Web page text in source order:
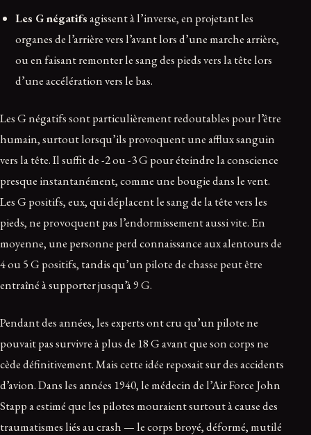
Les G négatifsagissent à l’inverse, en projetant les
organes de l’arrière vers l’avant lors d’une marche arrière,
ou en faisant remonter le sang des pieds vers la tête lors
d’une accélération vers le bas.
Les G négatifs sont particulièrement redoutables pour l’être
humain, surtout lorsqu’ils provoquent une afflux sanguin
vers la tête. Il suffit de -2 ou -3 G pour éteindre la conscience
presque instantanément, comme une bougie dans le vent.
Les G positifs, eux, qui déplacent le sang de la tête vers les
pieds, ne provoquent pas l’endormissement aussi vite. En
moyenne, une personne perd connaissance aux alentours de
4 ou 5 G positifs, tandis qu’un pilote de chasse peut être
entraîné à supporter jusqu’à 9 G.
Pendant des années, les experts ont cru qu’un pilote ne
pouvait pas survivre à plus de 18 G avant que son corps ne
cède définitivement. Mais cette idée reposait sur des accidents
d’avion. Dans les années 1940, le médecin de l’Air Force John
Stapp a estimé que les pilotes mouraient surtout à cause des
traumatismes liés au crash — le corps broyé, déformé, mutilé